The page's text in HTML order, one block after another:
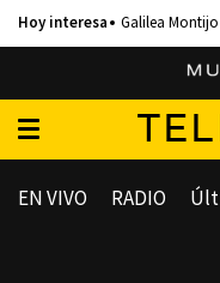
Galilea Montijo
EN VIVO RADIO